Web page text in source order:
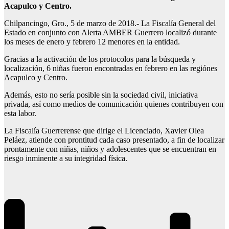
Acapulco y Centro.
Chilpancingo, Gro., 5 de marzo de 2018.- La Fiscalía General del
Estado en conjunto con Alerta AMBER Guerrero localizó durante
los meses de enero y febrero 12 menores en la entidad.
Gracias a la activación de los protocolos para la búsqueda y
localización, 6 niñas fueron encontradas en febrero en las regiónes
Acapulco y Centro.
Además, esto no sería posible sin la sociedad civil, iniciativa
privada, así como medios de comunicación quienes contribuyen con
esta labor.
La Fiscalía Guerrerense que dirige el Licenciado, Xavier Olea
Peláez, atiende con prontitud cada caso presentado, a fin de localizar
prontamente con niñas, niños y adolescentes que se encuentran en
riesgo inminente a su integridad física.